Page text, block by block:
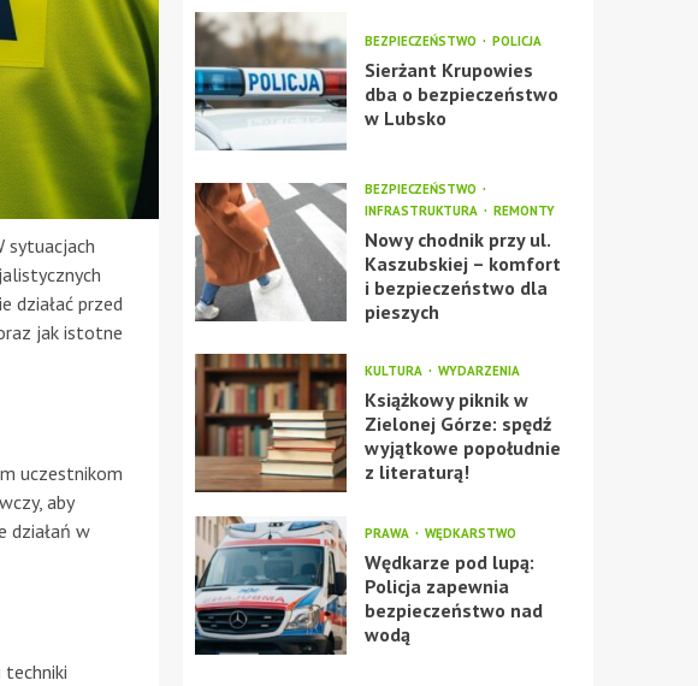
sytuacjach
działać przed
jak istotne
uczestnikom
aby
działań w
techniki
BEZPIECZEŃSTWO POLICJA
Sierżant Krupowies
dba o bezpieczeństwo
w Lubsko
BEZPIECZEŃSTWO
INFRASTRUKTURA
REMONTY
Nowy chodnik przy ul.
Kaszubskiej – komfort
i bezpieczeństwo dla
pieszych
KULTURA WYDARZENIA
Książkowy piknik w
Zielonej Górze: spędź
wyjątkowe popołudnie
z literaturą!
PRAWA WĘDKARSTWO
Wędkarze pod lupą:
Policja zapewnia
bezpieczeństwo nad
wodą